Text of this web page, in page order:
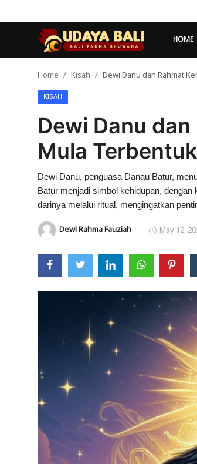
HOME
Desa Adat
Kearifan lokal
Alam Bali
Home Kisah Dewi Danu dan Rahmat
KISAH
Dewi Danu
Mula
Dewi Danu, penguasa Danau Batur,
Batur menjadi simbol kehidupan,
darinya melalui ritual, mengingatkan
Dewi Rahma Fauziah May 12,